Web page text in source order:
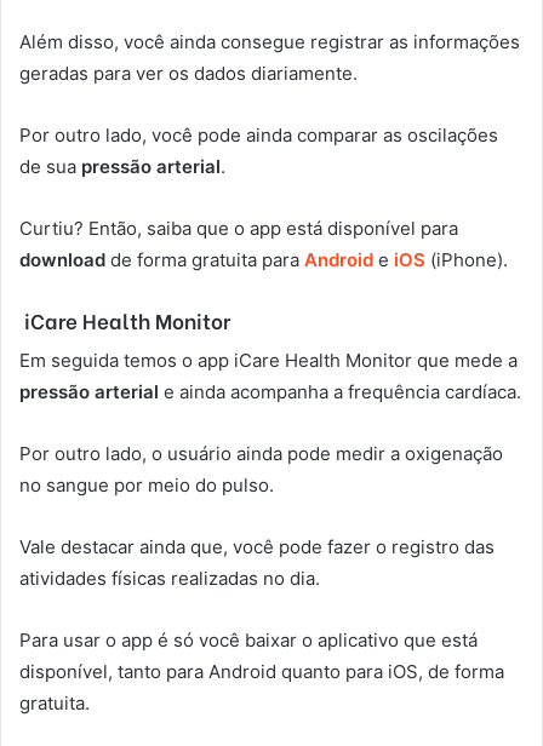
Além disso, você ainda consegue registrar as informações
geradas para ver os dados diariamente.
Por outro lado, você pode ainda comparar as oscilações
de sua pressão arterial.
Curtiu? Então, saiba que o app está disponível para
download de forma gratuita para Android e iOS (iPhone).
iCare Health Monitor
Em seguida temos o app iCare Health Monitor que mede a
pressão arterial e ainda acompanha a frequência cardíaca.
Por outro lado, o usuário ainda pode medir a oxigenação
no sangue por meio do pulso.
Vale destacar ainda que, você pode fazer o registro das
atividades físicas realizadas no dia.
Para usar o app é só você baixar o aplicativo que está
disponível, tanto para Android quanto para iOS, de forma
gratuita.